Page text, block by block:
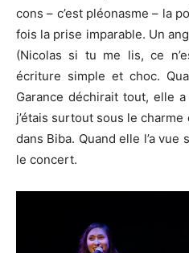
cons – c’est pléonasme – la
fois la prise imparable. Un
(Nicolas si tu me lis, ce
écriture simple et choc.
Garance déchirait tout, elle
j’étais surtout sous le
dans Biba. Quand elle l’a
le concert.